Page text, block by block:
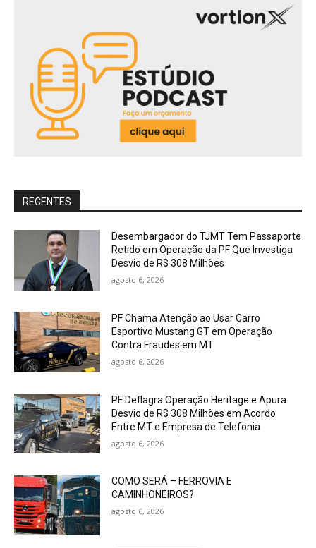
RECENTES
Desembargador do TJMT Tem Passaporte
Retido em Operação da PF Que Investiga
Desvio de R$ 308 Milhões
agosto 6, 2026
PF Chama Atenção ao Usar Carro
Esportivo Mustang GT em Operação
Contra Fraudes em MT
agosto 6, 2026
PF Deflagra Operação Heritage e Apura
Desvio de R$ 308 Milhões em Acordo
Entre MT e Empresa de Telefonia
agosto 6, 2026
COMO SERÁ – FERROVIA E
CAMINHONEIROS?
agosto 6, 2026